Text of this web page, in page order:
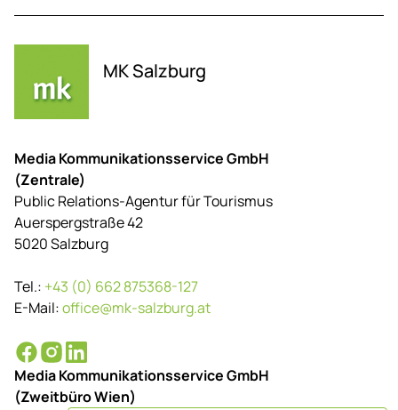
MK Salzburg
Media Kommunikationsservice GmbH
(Zentrale)
Public Relations-Agentur für Tourismus
Auerspergstraße 42
5020 Salzburg
Tel.: +43 (0) 662 875368-127
E-Mail:office@mk-salzburg.at
Media Kommunikationsservice GmbH
(Zweitbüro Wien)